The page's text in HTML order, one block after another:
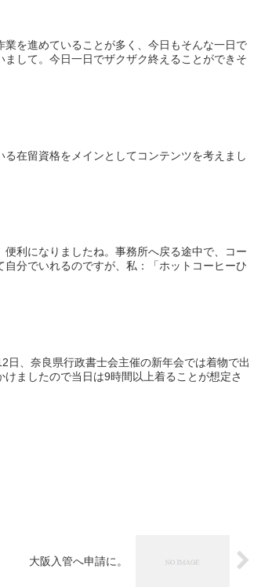
を進めていることが多く、今日もそんな一日で
して。今日一日でザクザク終えることができそ
在留資格をメインとしてコンテンツを考えまし
利になりましたね。事務所へ戻る途中で、コー
分でいれるのですが、私：「ホットコーヒーひ
日、奈良県行政書士会主催の新年会では着物で出
ましたので当日は9時間以上着ることが想定さ
大阪入管へ申請に。